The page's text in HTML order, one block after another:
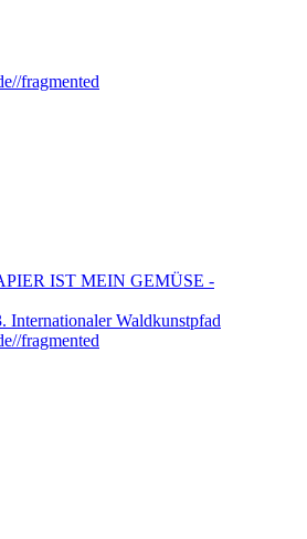
fragmented
IST MEIN GEMÜSE -
Internationaler Waldkunstpfad
fragmented